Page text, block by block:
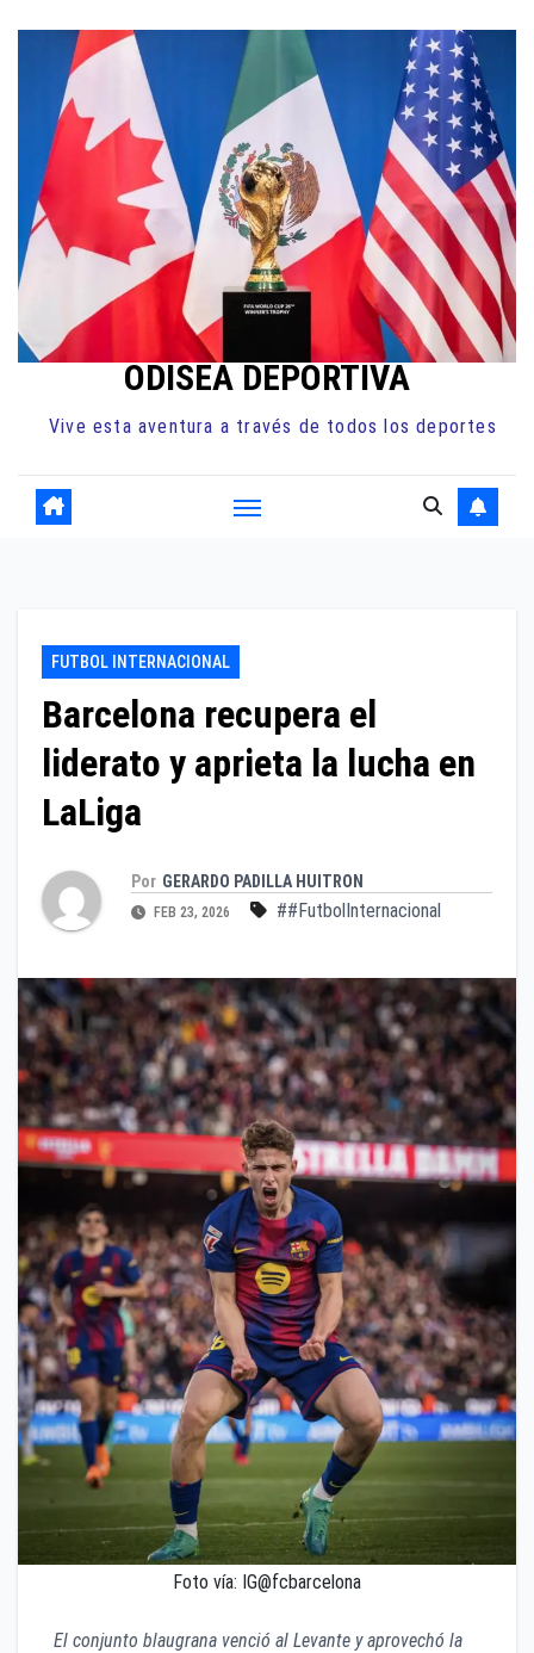
contenido
ODISEA DEPORTIVA
Vive esta aventura a través de todos los deportes
FUTBOL INTERNACIONAL
Barcelona recupera el
liderato y aprieta la lucha en
LaLiga
Por GERARDO PADILLA HUITRON
FEB 23, 2026 ##FutbolInternacional
Foto vía: IG@fcbarcelona
El conjunto blaugrana venció al Levante y aprovechó la